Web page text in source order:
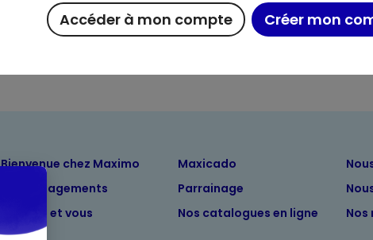
Informations
Bienvenue chez Maximo
Nos engagements
Maximo et vous
Maxicado
Parrainage
Nos catalogues en ligne
Accéder à mon compte Créer mon